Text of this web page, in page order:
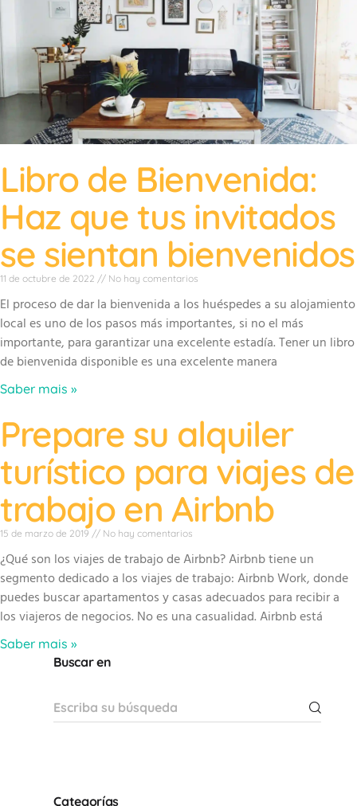
Libro de Bienvenida:
Haz que tus invitados
se sientan bienvenidos
11 de octubre de 2022 No hay comentarios
El proceso de dar la bienvenida a los huéspedes a su alojamiento
local es uno de los pasos más importantes, si no el más
importante, para garantizar una excelente estadía. Tener un libro
de bienvenida disponible es una excelente manera
Saber mais »
Prepare su alquiler
turístico para viajes de
trabajo en Airbnb
15 de marzo de 2019 No hay comentarios
¿Qué son los viajes de trabajo de Airbnb? Airbnb tiene un
segmento dedicado a los viajes de trabajo: Airbnb Work, donde
puedes buscar apartamentos y casas adecuados para recibir a
los viajeros de negocios. No es una casualidad. Airbnb está
Saber mais »
Buscar en
Categorías